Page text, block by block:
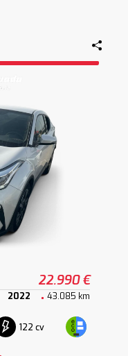
22.990 €
2022 43.085 km
122 cv